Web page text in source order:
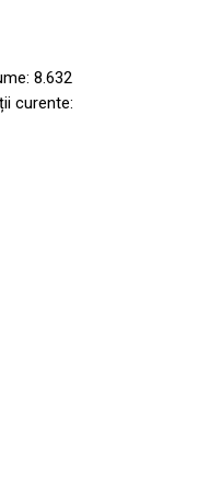
8.632
curente: